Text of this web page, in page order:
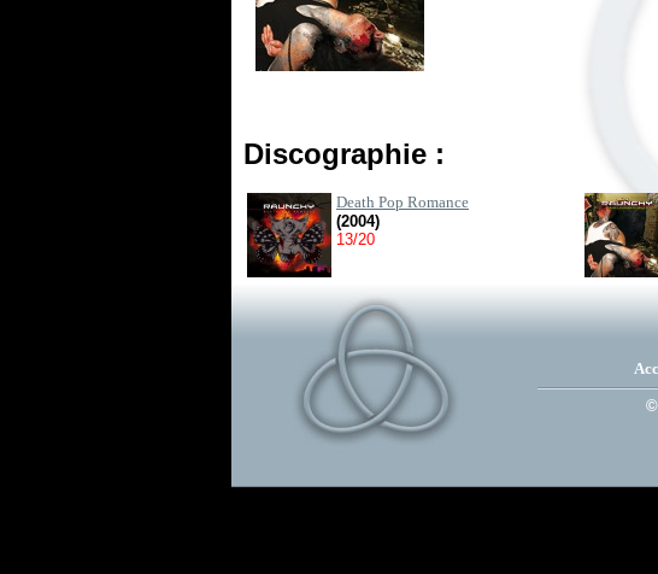
Discographie :
Death Pop Romance
(2004)
13/20